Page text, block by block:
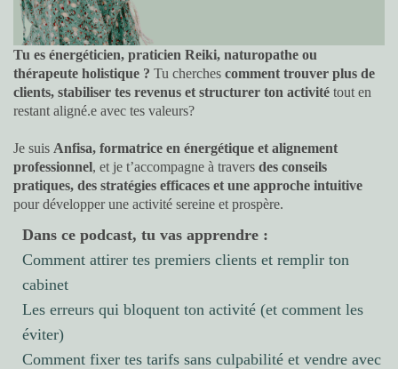
Tu es énergéticien, praticien Reiki, naturopathe ou
thérapeute holistique ? Tu cherches comment trouver plus de
clients, stabiliser tes revenus et structurer ton activité tout en
restant aligné.e avec tes valeurs?
Je suis Anfisa, formatrice en énergétique et alignement
professionnel, et je t’accompagne à travers des conseils
pratiques, des stratégies efficaces et une approche intuitive
pour développer une activité sereine et prospère.
Dans ce podcast, tu vas apprendre :
Comment attirer tes premiers clients et remplir ton
cabinet
Les erreurs qui bloquent ton activité (et comment les
éviter)
Comment fixer tes tarifs sans culpabilité et vendre avec